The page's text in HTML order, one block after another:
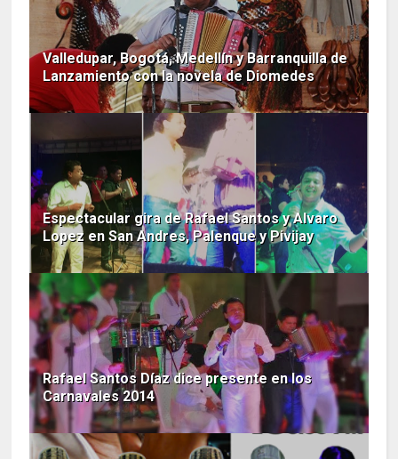
Valledupar, Bogotá, Medellín y Barranquilla de
Lanzamiento con la novela de Diomedes
Espectacular gira de Rafael Santos y Alvaro
Lopez en San Andres, Palenque y Pivijay
Rafael Santos Díaz dice presente en los
Carnavales 2014